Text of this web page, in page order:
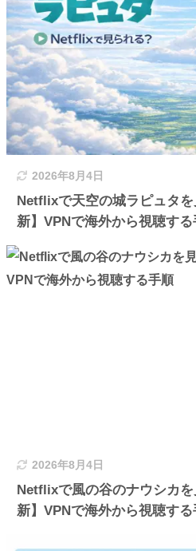
2026年8月4日
Netflixで天空の城ラピュタ
新】VPNで海外から視聴する
2026年8月4日
Netflixで風の谷のナウシカ
新】VPNで海外から視聴する